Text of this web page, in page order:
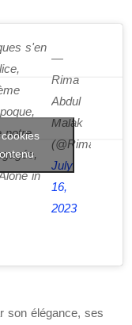
s'en
notre
in
—
Rima
Abdul
Malak
July
16,
2023
son élégance, ses